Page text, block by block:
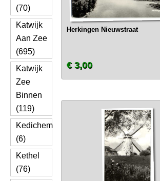
(70)
Katwijk
Aan Zee
(695)
Katwijk
Zee
Binnen
(119)
Kedichem
(6)
Kethel
(76)
Herkingen Nieuwstraat
€ 3,00